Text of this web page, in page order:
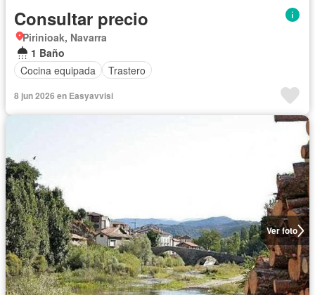
Consultar precio
Pirinioak, Navarra
1 Baño
Cocina equipada
Trastero
8 jun 2026 en Easyavvisi
Ver foto